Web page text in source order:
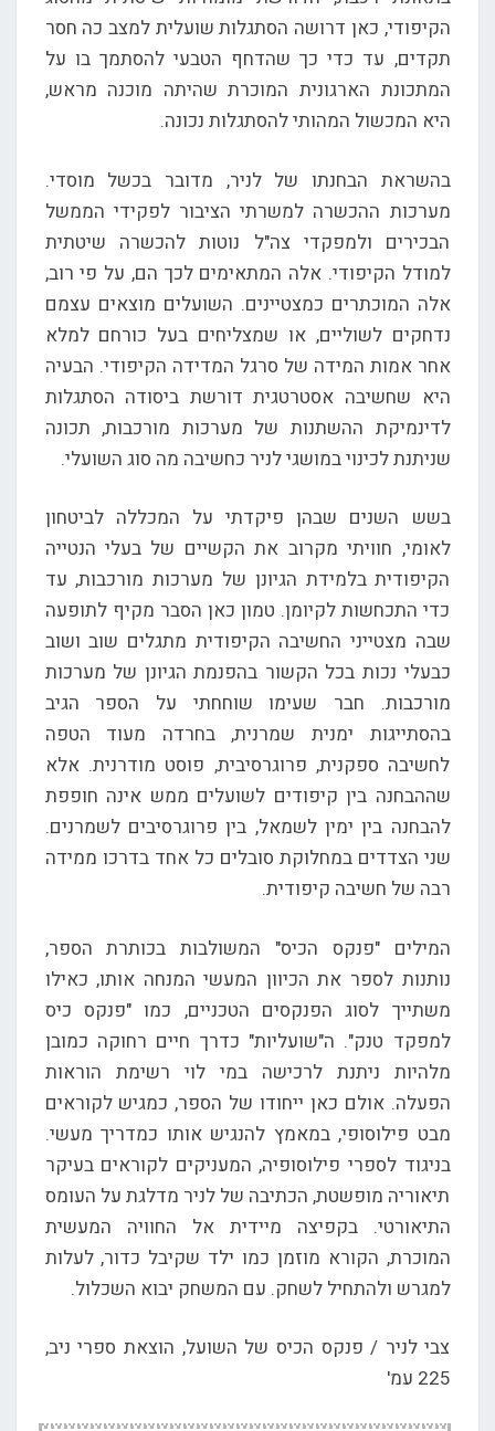
הקיפודי, כאן דרושה הסתגלות שועלית למצב כה חסר
תקדים, עד כדי כך שהדחף הטבעי להסתמך בו על
המתכונת הארגונית המוכרת שהיתה מוכנה מראש,
היא המכשול המהותי להסתגלות נכונה.
בהשראת הבחנתו של לניר, מדובר בכשל מוסדי.
מערכות ההכשרה למשרתי הציבור לפקידי הממשל
הבכירים ולמפקדי צה"ל נוטות להכשרה שיטתית
למודל הקיפודי. אלה המתאימים לכך הם, על פי רוב,
אלה המוכתרים כמצטיינים. השועלים מוצאים עצמם
נדחקים לשוליים, או שמצליחים בעל כורחם למלא
אחר אמות המידה של סרגל המדידה הקיפודי. הבעיה
היא שחשיבה אסטרטגית דורשת ביסודה הסתגלות
לדינמיקת ההשתנות של מערכות מורכבות, תכונה
שניתנת לכינוי במושגי לניר כחשיבה מה סוג השועלי.
בשש השנים שבהן פיקדתי על המכללה לביטחון
לאומי, חוויתי מקרוב את הקשיים של בעלי הנטייה
הקיפודית בלמידת הגיונן של מערכות מורכבות, עד
כדי התכחשות לקיומן. טמון כאן הסבר מקיף לתופעה
שבה מצטייני החשיבה הקיפודית מתגלים שוב ושוב
כבעלי נכות בכל הקשור בהפנמת הגיונן של מערכות
מורכבות. חבר שעימו שוחחתי על הספר הגיב
בהסתייגות ימנית שמרנית, בחרדה מעוד הטפה
לחשיבה ספקנית, פרוגרסיבית, פוסט מודרנית. אלא
שההבחנה בין קיפודים לשועלים ממש אינה חופפת
להבחנה בין ימין לשמאל, בין פרוגרסיבים לשמרנים.
שני הצדדים במחלוקת סובלים כל אחד בדרכו ממידה
רבה של חשיבה קיפודית.
המילים "פנקס הכיס" המשולבות בכותרת הספר,
נותנות לספר את הכיוון המעשי המנחה אותו, כאילו
משתייך לסוג הפנקסים הטכניים, כמו "פנקס כיס
למפקד טנק". ה"שועליות" כדרך חיים רחוקה כמובן
מלהיות ניתנת לרכישה במי לוי רשימת הוראות
הפעלה. אולם כאן ייחודו של הספר, כמגיש לקוראים
מבט פילוסופי, במאמץ להנגיש אותו כמדריך מעשי.
בניגוד לספרי פילוסופיה, המעניקים לקוראים בעיקר
תיאוריה מופשטת, הכתיבה של לניר מדלגת על העומס
התיאורטי. בקפיצה מיידית אל החוויה המעשית
המוכרת, הקורא מוזמן כמו ילד שקיבל כדור, לעלות
למגרש ולהתחיל לשחק. עם המשחק יבוא השכלול.
צבי לניר / פנקס הכיס של השועל, הוצאת ספרי ניב,
225 עמ'